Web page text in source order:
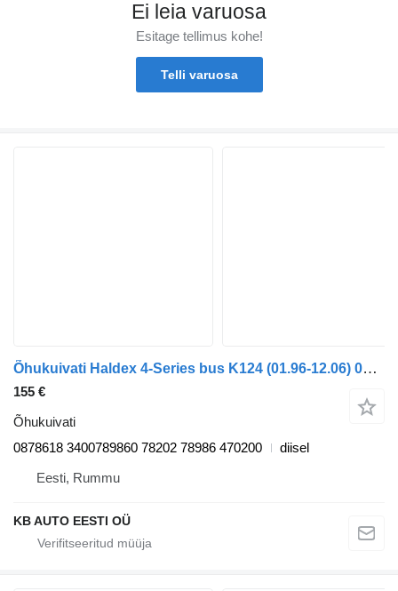
Ei leia varuosa
Esitage tellimus kohe!
Telli varuosa
Õhukuivati Haldex 4-Series bus K124 (01.96-12.06) 0878618 tüübi jaoks bussi Scania 4-series bus (1995-2006)
155 €
Õhukuivati
0878618 3400789860 78202 78986 470200
diisel
Eesti, Rummu
KB AUTO EESTI OÜ